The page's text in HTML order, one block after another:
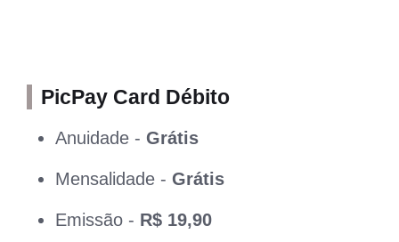
PicPay Card Débito
Anuidade - Grátis
Mensalidade - Grátis
Emissão - R$ 19,90